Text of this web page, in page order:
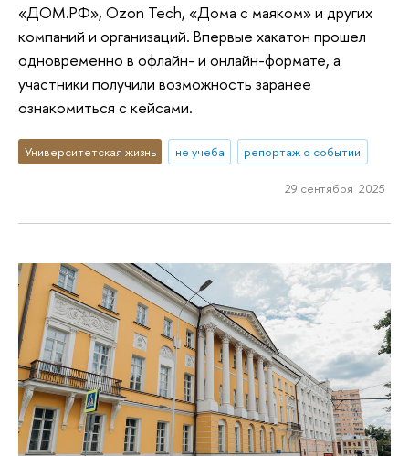
«ДОМ.РФ», Ozon Tech, «Дома с маяком» и других
компаний и организаций. Впервые хакатон прошел
одновременно в офлайн- и онлайн-формате, а
участники получили возможность заранее
ознакомиться с кейсами.
Университетская жизнь не учеба репортаж о событии
29 сентября 2025